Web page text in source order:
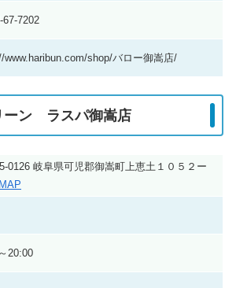
67-7202
www.haribun.com/shop/バロー御嵩店/
ーン ラスパ御嵩店
0126 岐阜県可児郡御嵩町上恵土１０５２ー
MAP
20:00